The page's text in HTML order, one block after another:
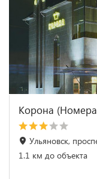
Корона
Ульяновск,
1.1 км до объекта